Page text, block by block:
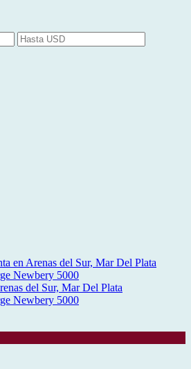
del Sur, Mar Del Plata
Newbery 5000